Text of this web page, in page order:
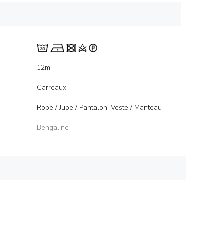
12m
Carreaux
Robe / Jupe / Pantalon, Veste / Manteau
Bengaline